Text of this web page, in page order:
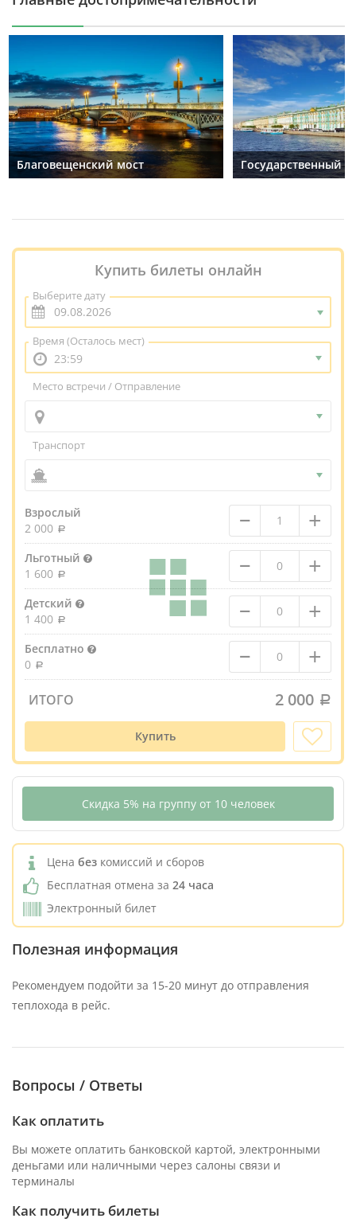
Благовещенский мост Государственный
Купить билеты онлайн
Выберите дату
Время (Осталось мест)
23:59
Место встречи / Отправление
Транспорт
Взрослый
2 000
– +
Льготный
1 600
– +
Детский
1 400
– +
Бесплатно
0
– +
ИТОГО 2 000
Купить
Скидка 5% на группу от 10 человек
Цена без комиссий и сборов
Бесплатная отмена за 24 часа
Электронный билет
Полезная информация
Рекомендуем подойти за 15-20 минут до отправления
теплохода в рейс.
Вопросы / Ответы
Как оплатить
Вы можете оплатить банковской картой, электронными
деньгами или наличными через салоны связи и
терминалы
Как получить билеты